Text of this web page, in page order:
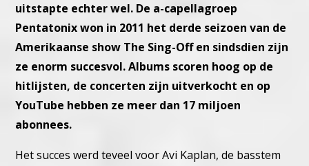
uitstapte echter wel. De a-capellagroep
Pentatonix won in 2011 het derde seizoen van de
Amerikaanse show The Sing-Off en sindsdien zijn
ze enorm succesvol. Albums scoren hoog op de
hitlijsten, de concerten zijn uitverkocht en op
YouTube hebben ze meer dan 17 miljoen
abonnees.
Het succes werd teveel voor Avi Kaplan, de basstem